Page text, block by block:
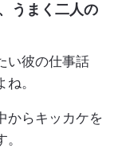
うまく二人の
い彼の仕事話
。
からキッカケを